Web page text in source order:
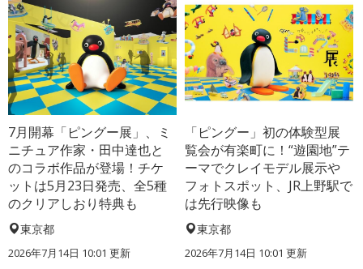
7月開幕「ピングー展」、ミ
ニチュア作家・田中達也と
のコラボ作品が登場！チケ
ットは5月23日発売、全5種
のクリアしおり特典も
東京都
2026年7月14日 10:01 更新
「ピングー」初の体験型展
覧会が有楽町に！“遊園地”テ
ーマでクレイモデル展示や
フォトスポット、JR上野駅で
は先行映像も
東京都
2026年7月14日 10:01 更新